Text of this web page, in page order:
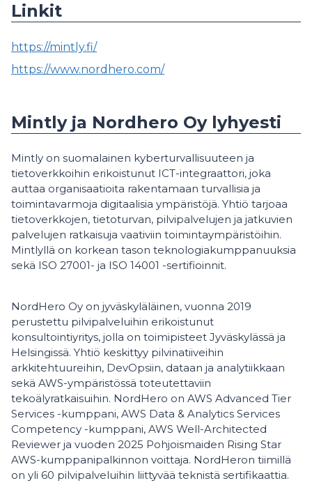
Linkit
https://mintly.fi/
https://www.nordhero.com/
Mintly ja Nordhero Oy lyhyesti
Mintly on suomalainen kyberturvallisuuteen ja
tietoverkkoihin erikoistunut ICT-integraattori, joka
auttaa organisaatioita rakentamaan turvallisia ja
toimintavarmoja digitaalisia ympäristöjä. Yhtiö tarjoaa
tietoverkkojen, tietoturvan, pilvipalvelujen ja jatkuvien
palvelujen ratkaisuja vaativiin toimintaympäristöihin.
Mintlyllä on korkean tason teknologiakumppanuuksia
sekä ISO 27001- ja ISO 14001 -sertifioinnit.
NordHero Oy on jyväskyläläinen, vuonna 2019
perustettu pilvipalveluihin erikoistunut
konsultointiyritys, jolla on toimipisteet Jyväskylässä ja
Helsingissä. Yhtiö keskittyy pilvinatiiveihin
arkkitehtuureihin, DevOpsiin, dataan ja analytiikkaan
sekä AWS-ympäristössä toteutettaviin
tekoälyratkaisuihin. NordHero on AWS Advanced Tier
Services -kumppani, AWS Data & Analytics Services
Competency -kumppani, AWS Well-Architected
Reviewer ja vuoden 2025 Pohjoismaiden Rising Star
AWS-kumppanipalkinnon voittaja. NordHeron tiimillä
on yli 60 pilvipalveluihin liittyvää teknistä sertifikaattia.